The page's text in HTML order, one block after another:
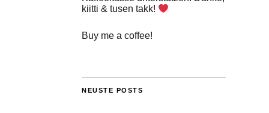
kiitti & tusen takk!
Buy me a coffee!
NEUSTE POSTS